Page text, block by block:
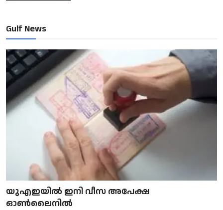
Gulf News
യുഎഇയിൽ ഇനി വീസ അപേക്ഷ
ഓൺലൈനിൽ